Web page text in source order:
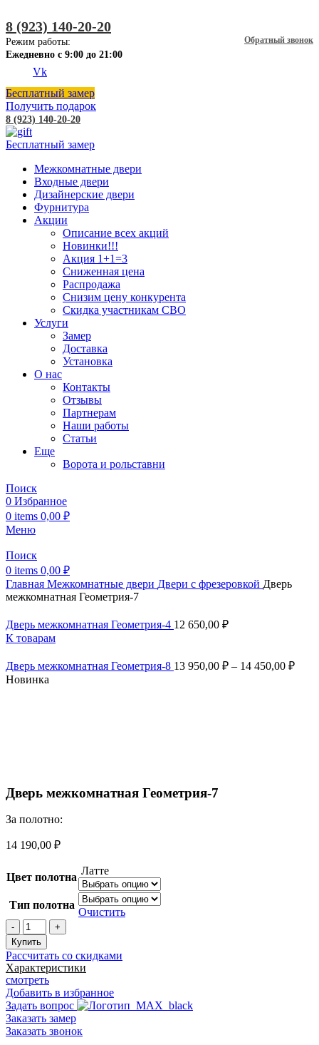
8 (923) 140-20-20
Обратный звонок
Режим работы:
Ежедневно с 9:00 до 21:00
Vk
Бесплатный замер
Получить подарок
8 (923) 140-20-20
Бесплатный замер
Межкомнатные двери
Входные двери
Дизайнерские двери
Фурнитура
Акции
Описание всех акций
Новинки!!!
Акция 1+1=3
Сниженная цена
Распродажа
Снизим цену конкурента
Скидка участникам СВО
Услуги
Замер
Доставка
Установка
О нас
Контакты
Отзывы
Партнерам
Наши работы
Статьи
Еще
Ворота и рольставни
Поиск
0 Избранное
0 items 0,00 ₽
Меню
Поиск
0 items 0,00 ₽
Главная Межкомнатные двери Двери с фрезеровкой Дверь
межкомнатная Геометрия-7
Дверь межкомнатная Геометрия-4 12 650,00 ₽
К товарам
Дверь межкомнатная Геометрия-8 13 950,00 ₽ – 14 450,00 ₽
Новинка
Дверь межкомнатная Геометрия-7
За полотно:
14 190,00 ₽
Цвет полотна
Латте
Тип полотна
Очистить
Количество
товара
Дверь
межкомнатная
Геометрия-7
Купить
Рассчитать со скидками
Характеристики
смотреть
Добавить в избранное
Задать вопрос
Заказать замер
Заказать звонок